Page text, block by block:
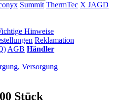
Summit ThermTec X JAGD
Hinweise
Reklamation
AGB Händler
Versorgung
Stück